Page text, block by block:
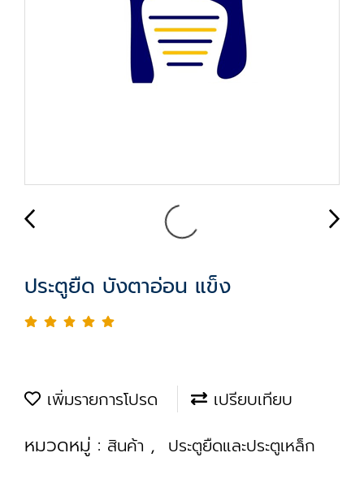
ประตูยืด บังตาอ่อน แข็ง
เพิ่มรายการโปรด เปรียบเทียบ
หมวดหมู่ : สินค้า , ประตูยืดและประตูเหล็ก